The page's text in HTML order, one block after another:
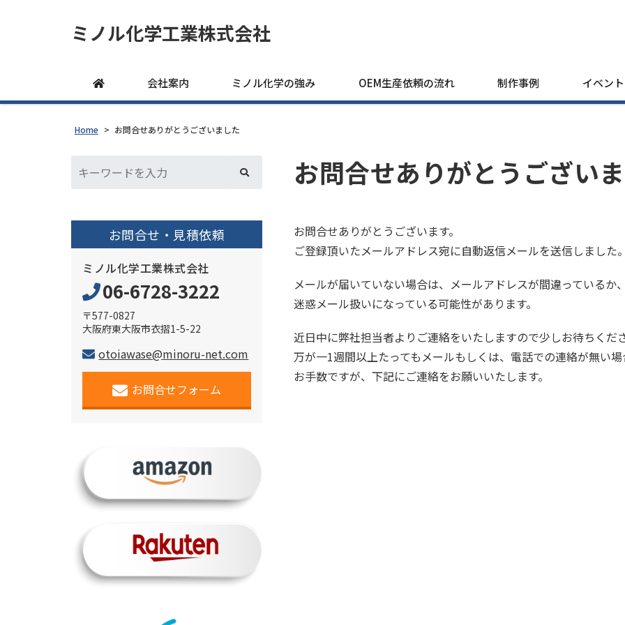
ミノル化学工業株式会社
会社案内 ミノル化学の強み OEM生産依頼の流れ 制作事例 イベント
Home > お問合せありがとうございました
お問合せありがとうござい
お問合せありがとうございます。
ご登録頂いたメールアドレス宛に自動返信メールを送信しました。
メールが届いていない場合は、メールアドレスが間違っているか、
迷惑メール扱いになっている可能性があります。
近日中に弊社担当者よりご連絡をいたしますので少しお待ちくだ
万が一1週間以上たってもメールもしくは、電話での連絡が無い場
お手数ですが、下記にご連絡をお願いいたします。
お問合せ・見積依頼
ミノル化学工業株式会社
06-6728-3222
〒577-0827
大阪府東大阪市衣摺1-5-22
otoiawase@minoru-net.com
お問合せフォーム